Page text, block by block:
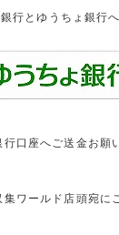
行とゆうちょ銀行
口座へご送金お願
ワールド店頭宛に